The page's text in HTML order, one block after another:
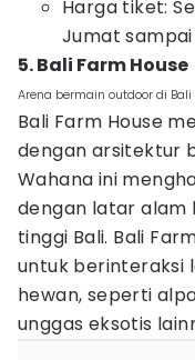
Harga tiket:
Jumat sampai
5. Bali Farm House
Arena bermain outdoor di
Bali Farm House
dengan arsitektur
Wahana ini
dengan latar alam
tinggi Bali. Bali
untuk berinteraksi
hewan, seperti
unggas eksotis